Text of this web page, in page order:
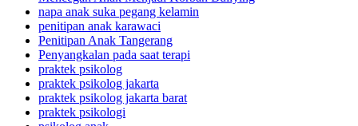
napa anak suka pegang kelamin
penitipan anak karawaci
Penitipan Anak Tangerang
Penyangkalan pada saat terapi
praktek psikolog
praktek psikolog jakarta
praktek psikolog jakarta barat
praktek psikologi